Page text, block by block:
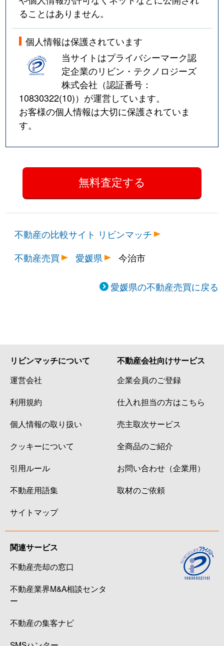
ることはありません。
個人情報は保護されています
当サイトはプライバシーマーク認
定企業のリビン・テクノロジーズ
株式会社（認証番号：
10830322(10)）が運営しています。
お客様の個人情報は大切に保護されていま
す。
不動産の比較サイト リビンマッチ
不動産売買
愛媛県 今治市
愛媛県の不動産売買に戻る
リビンマッチについて
運営会社
利用規約
個人情報の取り扱い
クッキーについて
引用ルール
不動産用語集
サイトマップ
不動産会社向けサービス
企業会員のご登録
仕入れ担当の方はこちら
売主取次サービス
全商品のご紹介
お問い合わせ（企業用）
取材のご依頼
関連サービス
不動産売却の窓口
不動産業界M&A相談センタ
ー
不動産の集客ナビ